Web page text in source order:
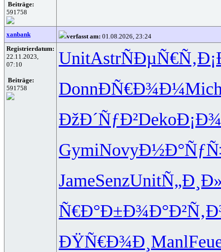
Beiträge:
591758
xanbank verfasst am: 01.08.2026, 23:24
Registrierdatum:
22.11.2023,
07:10
Beiträge:
591758
UnitAstrÑÐµÑ€Ñ‚
DonnÐÑ€Ð¾Ð¼
ÐžÐ´ÑƒÐ²Deko
GymiNovy
JameSenzUnit
Ñ€Ð°Ð±Ð¾
ÐŸÑ€Ð¾Ð¸ Manl